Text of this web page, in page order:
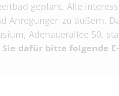
geplant. Alle
Anregungen zu äußern.
Adenauerallee 50,
dafür bitte folgende